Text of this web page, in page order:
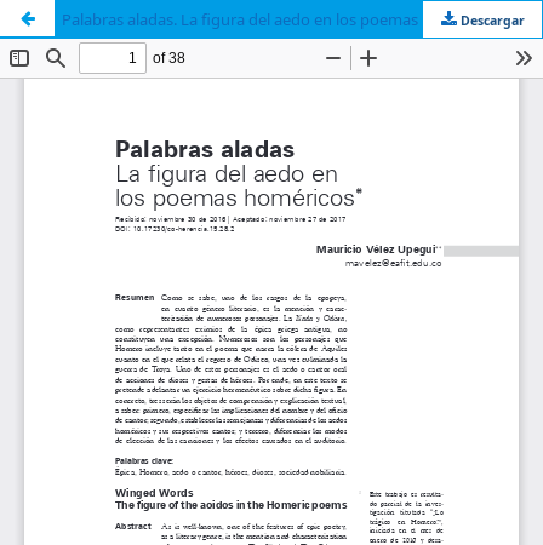
Palabras aladas. La figura del aedo en los poemas homéricos
Descargar